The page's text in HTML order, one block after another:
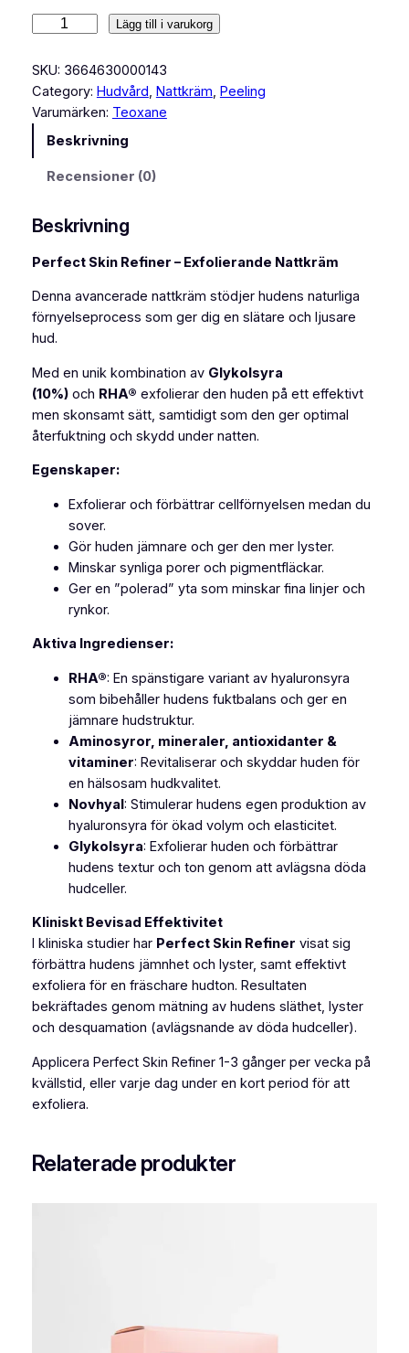
O
X
A
N
F
E
T
S
K
N
R
E
F
I
Lägg till i varukorg
SKU: 3664630000143
Category: Hudvård, Nattkräm, Peeling
Varumärken: Teoxane
Beskrivning
Recensioner (0)
Beskrivning
Perfect Skin Refiner – Exfolierande Nattkräm
Denna avancerade nattkräm stödjer hudens naturliga
förnyelseprocess som ger dig en slätare och ljusare
hud.
Med en unik kombination av Glykolsyra
(10%)och RHA® exfolierar den huden på ett effektivt
men skonsamt sätt, samtidigt som den ger optimal
återfuktning och skydd under natten.
Egenskaper:
Exfolierar och förbättrar cellförnyelsen medan du
sover.
Gör huden jämnare och ger den mer lyster.
Minskar synliga porer och pigmentfläckar.
Ger en ”polerad” yta som minskar fina linjer och
rynkor.
Aktiva Ingredienser:
RHA®: En spänstigare variant av hyaluronsyra
som bibehåller hudens fuktbalans och ger en
jämnare hudstruktur.
Aminosyror, mineraler, antioxidanter &
vitaminer: Revitaliserar och skyddar huden för
en hälsosam hudkvalitet.
Novhyal: Stimulerar hudens egen produktion av
hyaluronsyra för ökad volym och elasticitet.
Glykolsyra: Exfolierar huden och förbättrar
hudens textur och ton genom att avlägsna döda
hudceller.
Kliniskt Bevisad Effektivitet
I kliniska studier har Perfect Skin Refiner visat sig
förbättra hudens jämnhet och lyster, samt effektivt
exfoliera för en fräschare hudton. Resultaten
bekräftades genom mätning av hudens släthet, lyster
och desquamation (avlägsnande av döda hudceller).
Applicera Perfect Skin Refiner 1-3 gånger per vecka på
kvällstid, eller varje dag under en kort period för att
exfoliera.
Relaterade produkter